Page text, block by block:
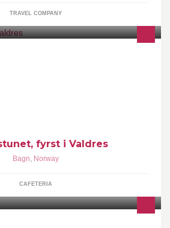
TRAVEL COMPANY
fyrst i Valdres
Bagn, Norway
CAFETERIA